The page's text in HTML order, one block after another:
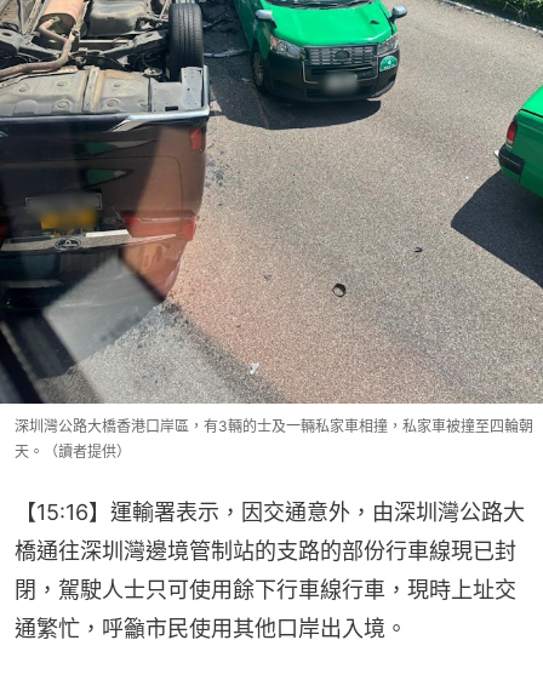
深圳灣公路大橋香港口岸區，有3輛的士及一輛私家車相撞，私家車被撞至四輪朝
天。（讀者提供）
【15:16】運輸署表示，因交通意外，由深圳灣公路大
橋通往深圳灣邊境管制站的支路的部份行車線現已封
閉，駕駛人士只可使用餘下行車線行車，現時上址交
通繁忙，呼籲市民使用其他口岸出入境。